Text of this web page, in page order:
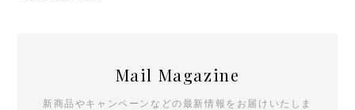
Mail Magazine
新商品やキャンペーンなどの最新情報をお届けいたしま